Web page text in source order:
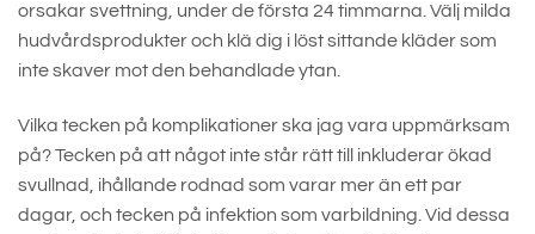
orsakar svettning, under de första 24 timmarna. Välj milda
hudvårdsprodukter och klä dig i löst sittande kläder som
inte skaver mot den behandlade ytan.
Vilka tecken på komplikationer ska jag vara uppmärksam
på? Tecken på att något inte står rätt till inkluderar ökad
svullnad, ihållande rodnad som varar mer än ett par
dagar, och tecken på infektion som varbildning. Vid dessa